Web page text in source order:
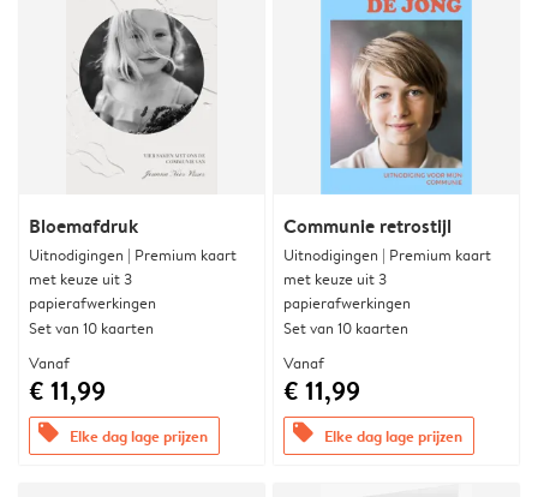
Bloemafdruk
Uitnodigingen | Premium kaart
met keuze uit 3
papierafwerkingen
Set van 10 kaarten
Vanaf
€ 11,99
offers Elke dag lage prijzen
Communie retrostijl
Uitnodigingen | Premium kaart
met keuze uit 3
papierafwerkingen
Set van 10 kaarten
Vanaf
€ 11,99
offers Elke dag lage prijzen